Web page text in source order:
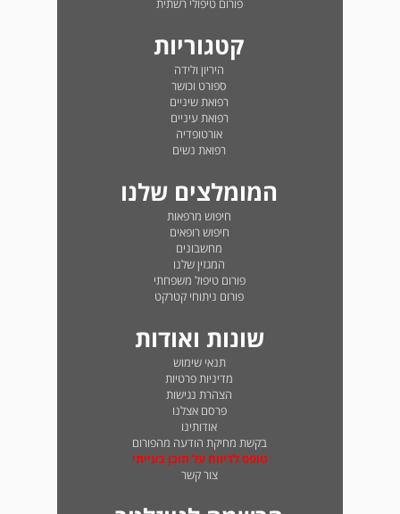
פורום טיפולי רשתית
קטגוריות
היריון ולידה
ספורט וכושר
רפואת שיניים
רפואת עיניים
אורטופדיה
רפואת נשים
המומלצים שלנו
חיפוש מרפאות
חיפוש רופאים
מחשבונים
המגזין שלנו
פורום טיפול משפחתי
פורום ניתוחי קטרקט
שונות ואודות
תנאי שימוש
מדיניות פרטיות
הצהרת נגישות
פרסם אצלנו
אודותינו
בקשת מחיקת הודעה מהפורום
טופס לדיווח על תוכן בעייתי
צור קשר